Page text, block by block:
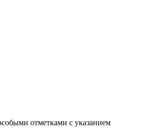
отметками с указанием